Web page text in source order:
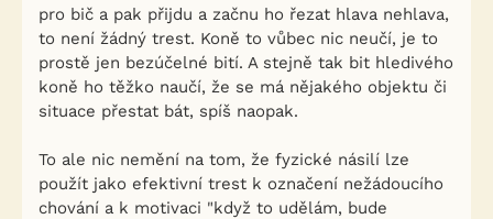
pro bič a pak přijdu a začnu ho řezat hlava nehlava,
to není žádný trest. Koně to vůbec nic neučí, je to
prostě jen bezúčelné bití. A stejně tak bit hledivého
koně ho těžko naučí, že se má nějakého objektu či
situace přestat bát, spíš naopak.
To ale nic nemění na tom, že fyzické násilí lze
použít jako efektivní trest k označení nežádoucího
chování a k motivaci "když to udělám, bude